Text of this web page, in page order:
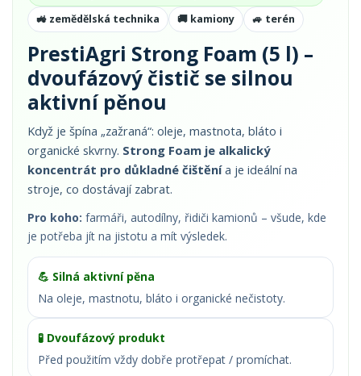
🚜 zemědělská technika 🚚 kamiony 🚙 terén
PrestiAgri Strong Foam (5 l) –
dvoufázový čistič se silnou
aktivní pěnou
Když je špína „zažraná“: oleje, mastnota, bláto i
organické skvrny. Strong Foam je alkalický
koncentrát pro důkladné čištěnía je ideální na
stroje, co dostávají zabrat.
Pro koho: farmáři, autodílny, řidiči kamionů – všude, kde
je potřeba jít na jistotu a mít výsledek.
💪 Silná aktivní pěna
Na oleje, mastnotu, bláto i organické nečistoty.
🧪 Dvoufázový produkt
Před použitím vždy dobře protřepat / promíchat.